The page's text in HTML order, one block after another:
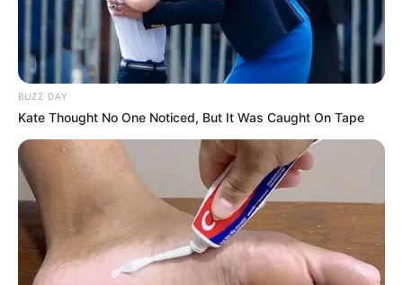
Προσθήκη το newstok.gr στην Google
Ανακαλύψτε περισσότερα άρθρα στα αποτελέσματα
αναζήτησης.
BUZZ DAY
Kate Thought No One Noticed, But It Was Caught On Tape